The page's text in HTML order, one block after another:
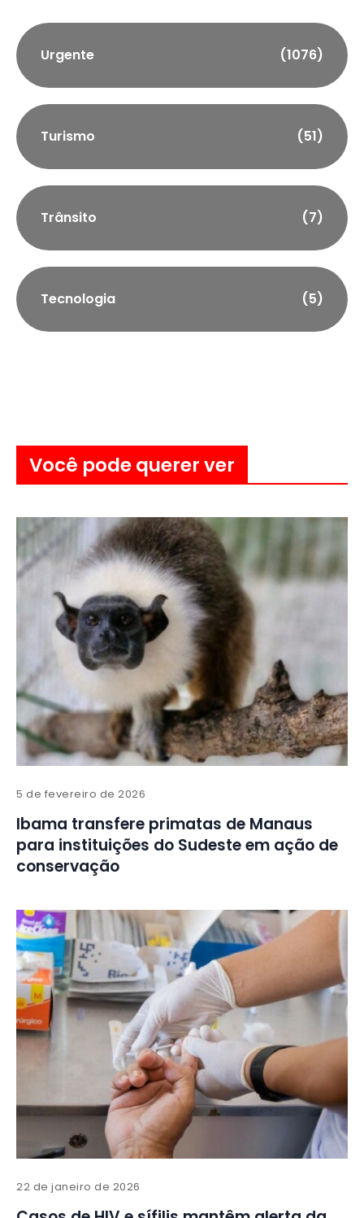
Urgente (1076)
Turismo (51)
Trânsito (7)
Tecnologia (5)
Você pode querer ver
5 de fevereiro de 2026
Ibama transfere primatas de Manaus
para instituições do Sudeste em ação de
conservação
22 de janeiro de 2026